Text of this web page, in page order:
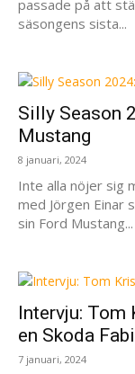
passade på att
säsongens sista...
Silly Season
Mustang
8 januari, 2024
Inte alla nöjer sig
med Jörgen Einar
sin Ford Mustang...
Intervju:
en Skoda
7 januari, 2024